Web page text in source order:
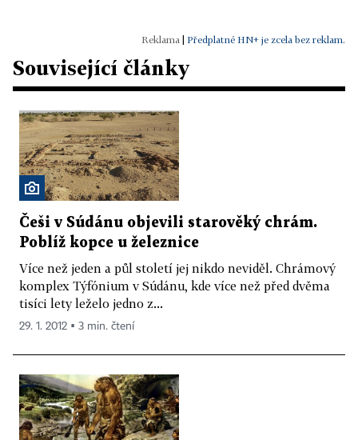
Předplatné HN+ je zcela bez reklam.
Související články
Češi v Súdánu objevili starověký chrám.
Poblíž kopce u železnice
Více než jeden a půl století jej nikdo neviděl. Chrámový
komplex Týfónium v Súdánu, kde více než před dvěma
tisíci lety leželo jedno z...
29. 1. 2012 ▪ 3 min. čtení